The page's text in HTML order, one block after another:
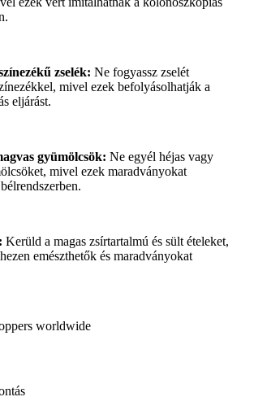
zselék: Ne fogyassz zselét
mivel ezek befolyásolhatják a
eljárást.
gyümölcsök: Ne egyél héjas vagy
mivel ezek maradványokat
Kerüld a magas zsírtartalmú és sült ételeket,
emészthetők és maradványokat
worldwide